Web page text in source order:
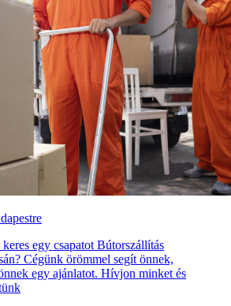
egy csapatot Bútorszállítás
Cégünk örömmel segít önnek,
egy ajánlatot. Hívjon minket és